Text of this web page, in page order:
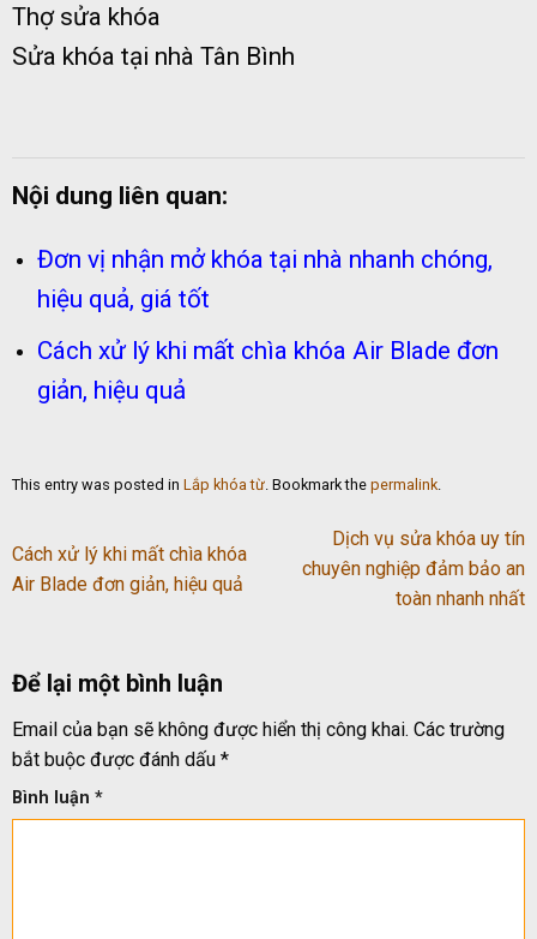
Thợ sửa khóa
Sửa khóa tại nhà Tân Bình
Nội dung liên quan:
Đơn vị nhận mở khóa tại nhà nhanh chóng,
hiệu quả, giá tốt
Cách xử lý khi mất chìa khóa Air Blade đơn
giản, hiệu quả
This entry was posted in Lắp khóa từ. Bookmark the permalink.
Cách xử lý khi mất chìa khóa
Air Blade đơn giản, hiệu quả
Dịch vụ sửa khóa uy tín
chuyên nghiệp đảm bảo an
toàn nhanh nhất
Để lại một bình luận
Email của bạn sẽ không được hiển thị công khai. Các trường
bắt buộc được đánh dấu *
Bình luận *